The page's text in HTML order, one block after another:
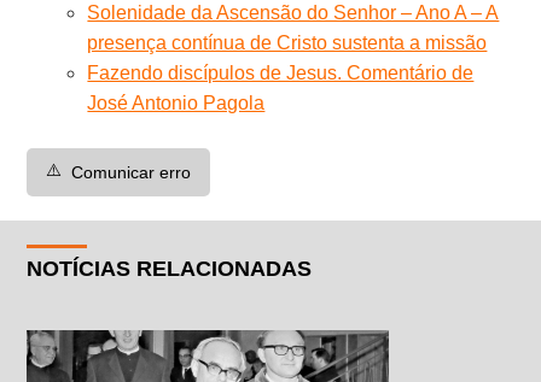
Solenidade da Ascensão do Senhor – Ano A – A
presença contínua de Cristo sustenta a missão
Fazendo discípulos de Jesus. Comentário de
José Antonio Pagola
⚠️ Comunicar erro
NOTÍCIAS RELACIONADAS